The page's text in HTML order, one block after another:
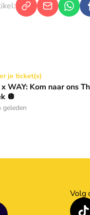
ons Thanksgiving
je ticket(s)
WAY: Kom naar ons
🪩
geleden
Volg